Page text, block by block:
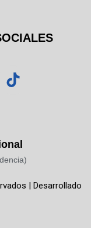
T
i
k
| Desarrollado